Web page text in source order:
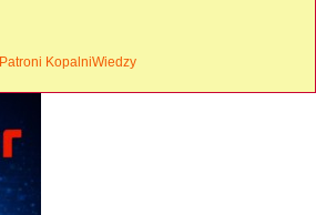
Patroni KopalniWiedzy